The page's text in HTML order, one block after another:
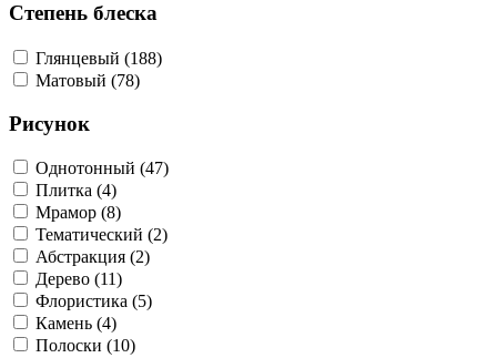
Степень блеска
Глянцевый (188)
Матовый (78)
Рисунок
Однотонный (47)
Плитка (4)
Мрамор (8)
Тематический (2)
Абстракция (2)
Дерево (11)
Флористика (5)
Камень (4)
Полоски (10)